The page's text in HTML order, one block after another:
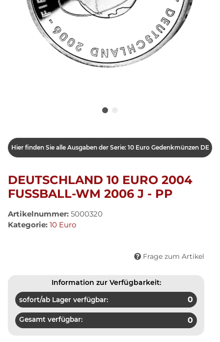
Hier finden Sie alle Ausgaben der Serie: 10 Euro Gedenkmünzen DE
DEUTSCHLAND 10 EURO 2004
FUSSBALL-WM 2006 J - PP
Artikelnummer: 5000320
Kategorie: 10 Euro
Frage zum Artikel
Information zur Verfügbarkeit:
sofort/ab Lager verfügbar: 0
Gesamt verfügbar: 0